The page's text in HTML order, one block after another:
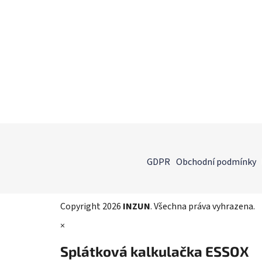
GDPR Obchodní podmínky
Copyright 2026 INZUN. Všechna práva vyhrazena.
×
Splátková kalkulačka ESSOX